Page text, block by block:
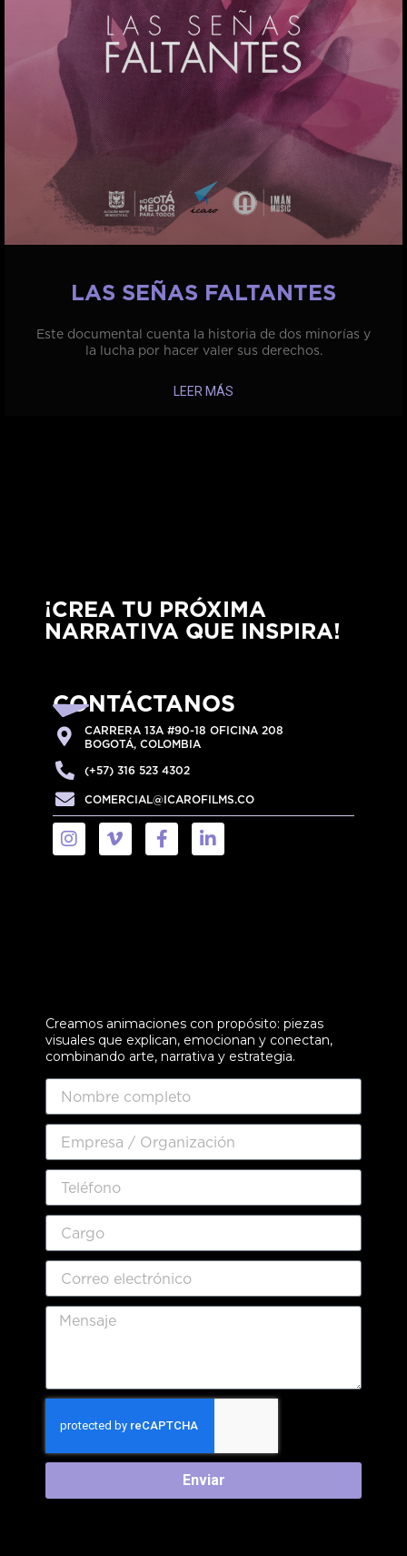
LAS SEÑAS FALTANTES
Este documental cuenta la historia de dos minorías y
la lucha por hacer valer sus derechos.
LEER MÁS
¡CREA TU PRÓXIMA
NARRATIVA QUE INSPIRA!
CONTÁCTANOS
CARRERA 13A #90-18 OFICINA 208
BOGOTÁ, COLOMBIA
(+57) 316 523 4302
COMERCIAL@ICAROFILMS.CO
Creamos animaciones con propósito: piezas
visuales que explican, emocionan y conectan,
combinando arte, narrativa y estrategia.
Enviar